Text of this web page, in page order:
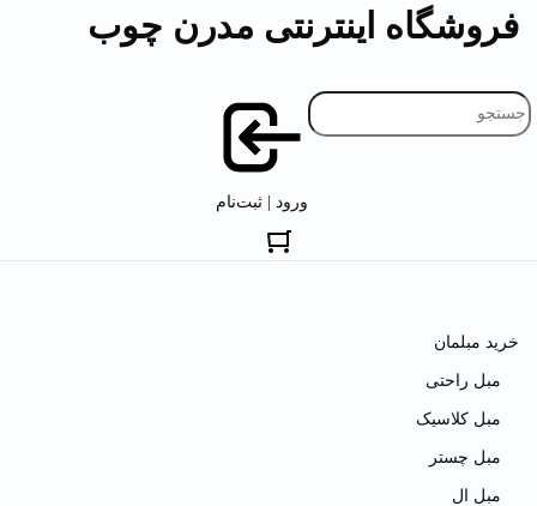
فروشگاه اینترنتی مدرن چوب
ورود | ثبت‌نام
خرید مبلمان
مبل راحتی
مبل کلاسیک
مبل چستر
مبل ال